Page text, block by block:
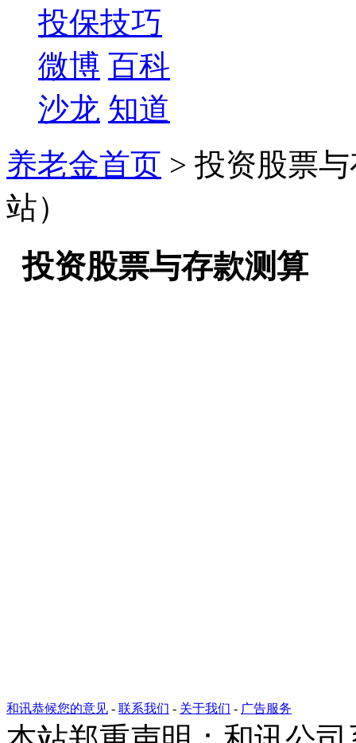
投保技巧
微博 百科
沙龙 知道
养老金首页 > 投资股票
站）
投资股票与存款测算
和讯恭候您的意见 - 联系我们 - 关于我们 - 广告服务